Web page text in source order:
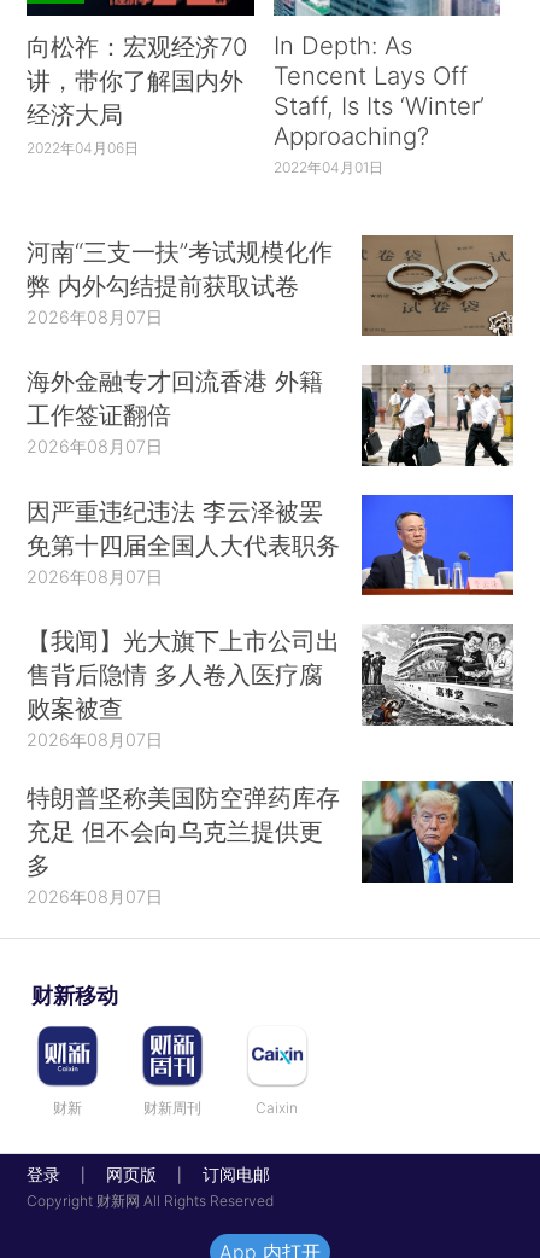
向松祚：宏观经济70
讲，带你了解国内外
经济大局
2022年04月06日
In Depth: As
Tencent Lays Off
Staff, Is Its ‘Winter’
Approaching?
2022年04月01日
河南“三支一扶”考试规模化作
弊 内外勾结提前获取试卷
2026年08月07日
海外金融专才回流香港 外籍
工作签证翻倍
2026年08月07日
因严重违纪违法 李云泽被罢
免第十四届全国人大代表职务
2026年08月07日
【我闻】光大旗下上市公司出
售背后隐情 多人卷入医疗腐
败案被查
2026年08月07日
特朗普坚称美国防空弹药库存
充足 但不会向乌克兰提供更
多
2026年08月07日
财新移动
财新 财新周刊 Caixin
登录 网页版 订阅电邮
Copyright 财新网 All Rights Reserved
App 内打开